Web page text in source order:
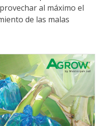
al máximo el
de las malas